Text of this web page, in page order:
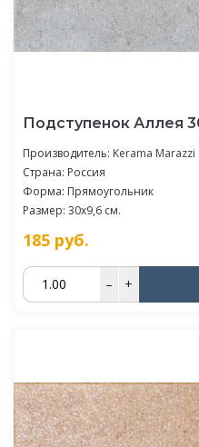
Подступенок Аллея
Производитель: Kerama Marazzi
Страна: Россия
Форма: Прямоугольник
Размер: 30x9,6 см.
185 руб.
– +